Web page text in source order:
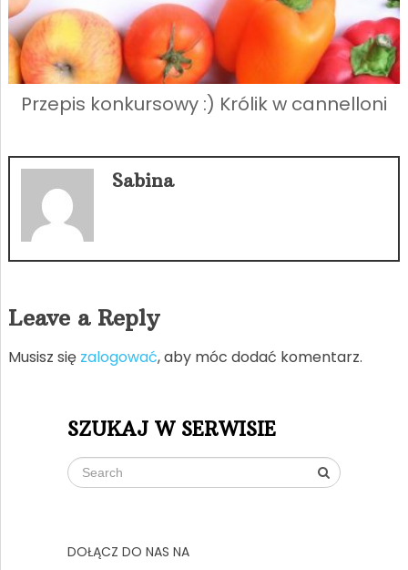
Przepis konkursowy :) Królik w cannelloni
Sabina
Leave a Reply
Musisz się zalogować, aby móc dodać komentarz.
SZUKAJ W SERWISIE
DOŁĄCZ DO NAS NA